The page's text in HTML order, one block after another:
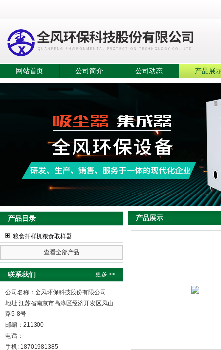
网站首页 公司简介 公司动态 产品展
产品目录
粮食扦样机粮食取样器
查看全部产品
联系我们 更多 >>
公司名称：全风环保科技股份有限公司
地址:江苏省南京市高淳区经济开发区凤山
路5-8号
邮编：211300
电话：
手机: 18701981385
产品展示